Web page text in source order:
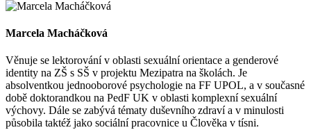
Marcela Macháčková
Věnuje se lektorování v oblasti sexuální orientace a genderové
identity na ZŠ s SŠ v projektu Mezipatra na školách. Je
absolventkou jednooborové psychologie na FF UPOL, a v současné
době doktorandkou na PedF UK v oblasti komplexní sexuální
výchovy. Dále se zabývá tématy duševního zdraví a v minulosti
působila taktéž jako sociální pracovnice u Člověka v tísni.